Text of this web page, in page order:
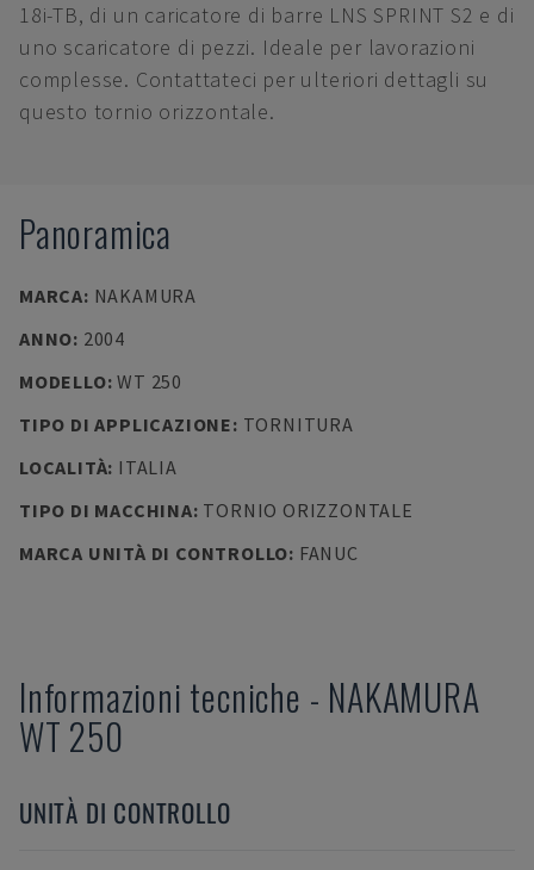
18i-TB, di un caricatore di barre LNS SPRINT S2 e di
uno scaricatore di pezzi. Ideale per lavorazioni
complesse. Contattateci per ulteriori dettagli su
questo tornio orizzontale.
Panoramica
MARCA: NAKAMURA
ANNO: 2004
MODELLO:WT 250
TIPO DI APPLICAZIONE: TORNITURA
LOCALITÀ: ITALIA
TIPO DI MACCHINA: TORNIO ORIZZONTALE
MARCA UNITÀ DI CONTROLLO: FANUC
Informazioni tecniche - NAKAMURA
WT 250
UNITÀ DI CONTROLLO